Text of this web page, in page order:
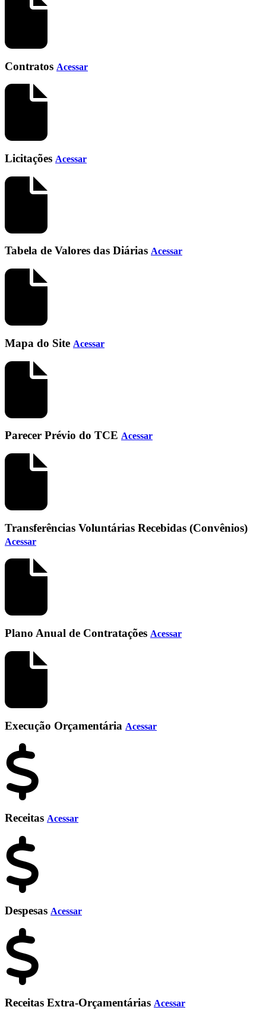
Contratos Acessar
Licitações Acessar
Tabela de Valores das Diárias Acessar
Mapa do Site Acessar
Parecer Prévio do TCE Acessar
Transferências Voluntárias Recebidas (Convênios)
Acessar
Plano Anual de Contratações Acessar
Execução Orçamentária Acessar
Receitas Acessar
Despesas Acessar
Receitas Extra-Orçamentárias Acessar